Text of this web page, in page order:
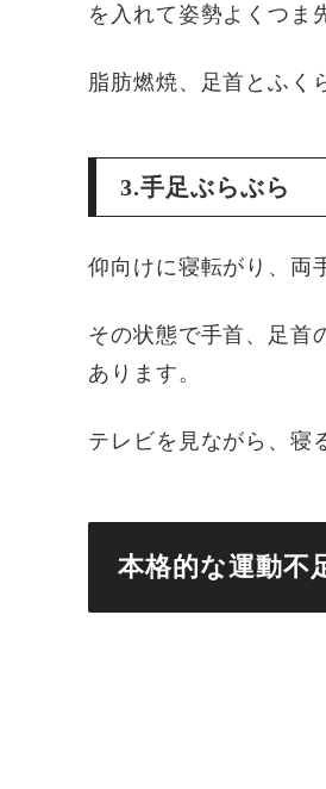
を入れて姿勢よくつま
脂肪燃焼、足首とふく
3.手足ぶらぶら
仰向けに寝転がり、両
その状態で手首、足首
あります。
テレビを見ながら、寝
本格的な運動不